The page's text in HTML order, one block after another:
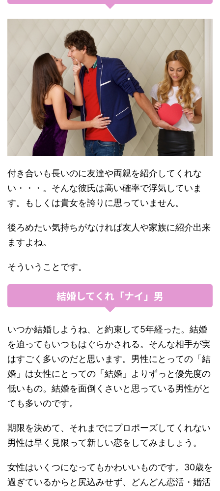
付き合いも長いのに友達や両親を紹介してくれな
い・・・。そんな彼氏は高い確率で浮気していま
す。もしくは貴女を誇りに思っていません。
後ろめたい気持ちがなければ友人や家族に紹介出来
ますよね。
そういうことです。
結婚してくれ「ナイ」男
いつか結婚しようね、と約束して5年経った。結婚
を迫ってもいつもはぐらかされる。そんな相手が実
はすごく多いのだと思います。男性にとっての「結
婚」は女性にとっての「結婚」よりずっと優先度の
低いもの。結婚を面倒くさいと思っている男性がと
ても多いのです。
期限を決めて、それまでにプロポーズしてくれない
男性は早く見限って新しい恋をしてみましょう。
女性はいくつになってもかわいいものです。30歳を
過ぎているからと尻込みせず、どんどん恋活・婚活